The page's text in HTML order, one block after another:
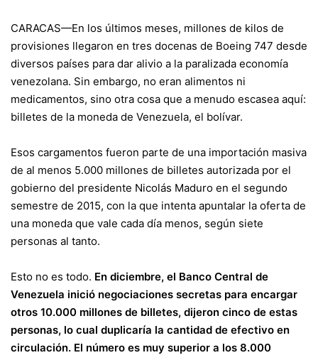
CARACAS—En los últimos meses, millones de kilos de
provisiones llegaron en tres docenas de Boeing 747 desde
diversos países para dar alivio a la paralizada economía
venezolana. Sin embargo, no eran alimentos ni
medicamentos, sino otra cosa que a menudo escasea aquí:
billetes de la moneda de Venezuela, el bolívar.
Esos cargamentos fueron parte de una importación masiva
de al menos 5.000 millones de billetes autorizada por el
gobierno del presidente Nicolás Maduro en el segundo
semestre de 2015, con la que intenta apuntalar la oferta de
una moneda que vale cada día menos, según siete
personas al tanto.
Esto no es todo. En diciembre, el Banco Central de
Venezuela inició negociaciones secretas para encargar
otros 10.000 millones de billetes, dijeron cinco de estas
personas, lo cual duplicaría la cantidad de efectivo en
circulación. El número es muy superior a los 8.000